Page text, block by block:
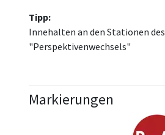
Tipp:
Innehalten an den Stationen des
"Perspektivenwechsels"
Markierungen